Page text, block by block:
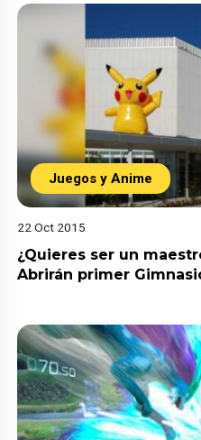
Juegos y Anime
22 Oct 2015
¿Quieres ser un
Abrirán primer